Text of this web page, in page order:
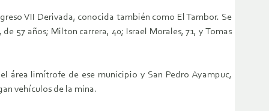
VII Derivada, conocida también como El Tambor. Se
57 años; Milton carrera, 40; Israel Morales, 71, y Tomas
área limítrofe de ese municipio y San Pedro Ayampuc,
vehículos de la mina.